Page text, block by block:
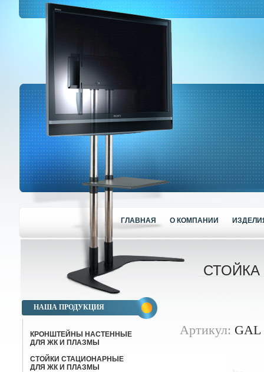
ГЛАВНАЯ О КОМПАНИИ
НАША ПРОДУКЦИЯ
КРОНШТЕЙНЫ НАСТЕННЫЕ
ДЛЯ ЖК И ПЛАЗМЫ
СТОЙКИ СТАЦИОНАРНЫЕ
ДЛЯ ЖК И ПЛАЗМЫ
СТОЙКА
Артикул: GAL